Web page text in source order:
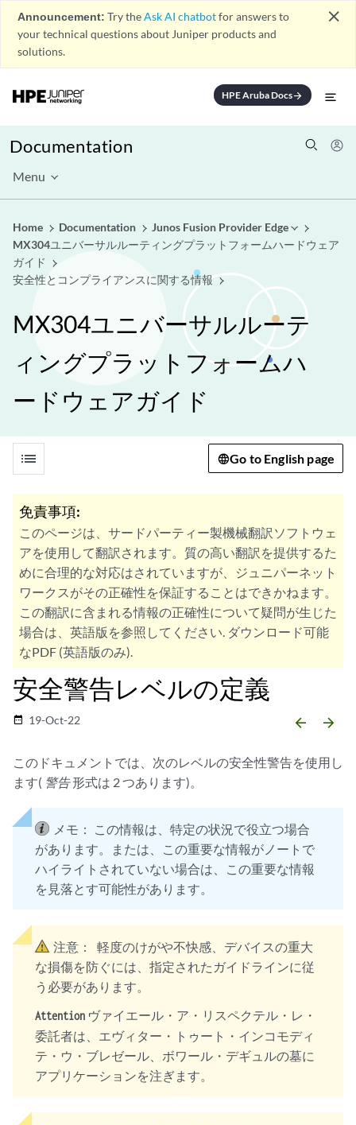
Announcement: Try theAsk AI chatbotfor answers to
your technical questions about Juniper products and
solutions.
close
HPE Aruba Docsarrow_forward
Documentation
Menu
Home Documentation
Junos Fusion Provider Edge
MX304ユニバーサルルーティングプラットフォームハードウェア
ガイド
安全性とコンプライアンスに関する情報
MX304ユニバーサルルーテ
ィングプラットフォームハ
ードウェアガイド
list Go to English page
免責事項:
このページは、サードパーティー製機械翻訳ソフトウェ
アを使用して翻訳されます。質の高い翻訳を提供するた
めに合理的な対応はされていますが、ジュニパーネット
ワークスがその正確性を保証することはできかねます。
この翻訳に含まれる情報の正確性について疑問が生じた
場合は、英語版を参照してください. ダウンロード可能
なPDF (英語版のみ).
安全警告レベルの定義
date_range 19-Oct-22 arrow_backward arrow_forward
このドキュメントでは、次のレベルの安全性警告を使用し
ます( 警告形式は 2 つあります)。
メモ：
この情報は、特定の状況で役立つ場合
があります。または、この重要な情報がノートで
ハイライトされていない場合は、この重要な情報
を見落とす可能性があります。
注意：
軽度のけがや不快感、デバイスの重大
な損傷を防ぐには、指定されたガイドラインに従
う必要があります。
Attention ヴァイエール・ア・リスペクテル・レ・
委託者は、エヴィター・トゥート・インコモディ
テ・ウ・ブレゼール、ボワール・デギュルの墓に
アプリケーションを注ぎます。